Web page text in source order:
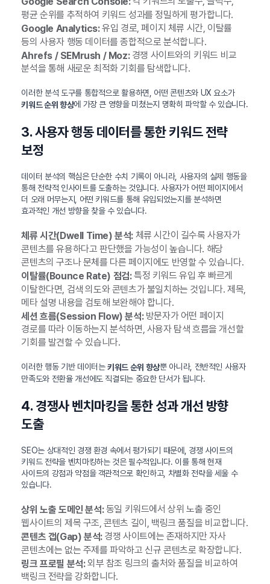
평균 순위를 추적하여 키워드 성과를 정밀하게 평가합니다.
Google Analytics:유입 경로, 페이지 체류 시간, 이탈률
등의 사용자 행동 데이터를 종합적으로 분석합니다.
Ahrefs / SEMrush / Moz:경쟁 사이트와의 키워드 비교
분석을 통해 새로운 최적화 기회를 탐색합니다.
이러한 분석 도구를 통합적으로 활용하면, 어떤 콘텐츠와 UX 요소가
키워드 순위 향상에 가장 큰 영향을 미쳤는지 명확히 파악할 수 있습니다.
3. 사용자 행동 데이터를 통한 키워드 전략
보정
데이터 분석의 핵심은 단순한 수치 기록이 아니라, 사용자의 실제 행동을
통해 전략적 인사이트를 도출하는 것입니다. 사용자가 어떤 페이지에서
더 오래 머무는지, 어떤 키워드를 통해 유입되었는지를 분석하면
효과적인 개선 방향을 찾을 수 있습니다.
체류 시간(Dwell Time) 분석:체류 시간이 길수록 사용자가
콘텐츠를 유용하다고 판단했을 가능성이 높습니다. 해당
콘텐츠의 구조나 문체를 다른 페이지에도 반영할 수 있습니다.
이탈률(Bounce Rate) 점검:특정 키워드 유입 후 빠르게
이탈한다면, 검색 의도와 콘텐츠가 불일치하는 것입니다. 제목,
메타 설명 내용을 검토해 보완해야 합니다.
세션 흐름(Session Flow) 분석:방문자가 어떤 페이지
경로를 따라 이동하는지 분석하면, 사용자 탐색 흐름을 개선할
기회를 발견할 수 있습니다.
이러한 행동 기반 데이터는키워드 순위 향상뿐 아니라, 전반적인 사용자
만족도와 전환율 개선에도 직결되는 중요한 단서가 됩니다.
4. 경쟁사 벤치마킹을 통한 성과 개선 방향
도출
SEO는 상대적인 경쟁 환경 속에서 평가되기 때문에, 경쟁 사이트의
키워드 전략을 벤치마킹하는 것은 필수적입니다. 이를 통해 현재
사이트의 강점과 약점을 객관적으로 확인하고, 차별화 전략을 세울 수
있습니다.
상위 노출 도메인 분석:동일 키워드에서 상위 노출 중인
웹사이트의 제목 구조, 콘텐츠 길이, 백링크 품질을 비교합니다.
콘텐츠 갭(Gap) 분석:경쟁 사이트에는 존재하지만 자사
콘텐츠에는 없는 주제를 파악하고 신규 콘텐츠로 확장합니다.
링크 프로필 분석:외부 참조 링크의 출처와 품질을 비교하여
백링크 전략을 강화합니다.